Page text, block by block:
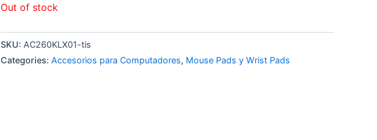
Out of stock
SKU: AC260KLX01-tis
Categories: Accesorios para Computadores, Mouse Pads y Wrist Pads